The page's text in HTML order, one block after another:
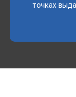
точках